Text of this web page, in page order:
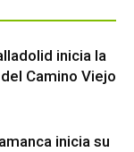
inicia la
Camino Viejo
inicia su